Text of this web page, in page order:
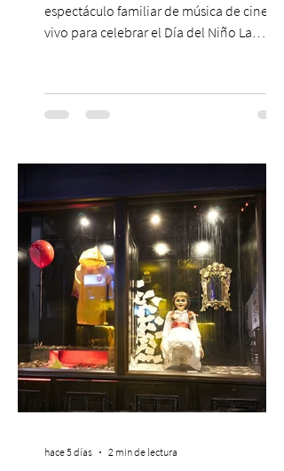
espectáculo familiar de música de cine en
vivo para celebrar el Día del Niño La
musical única e inolvidable con motivo del
Día del Niño. El espectáculo Hollywood
de todos los tiempos en un concierto en
sinfónica en pleno, coro y una
sorprendente puesta en escena pensada
especialmente pa
hace 5 días 2 min de lectura